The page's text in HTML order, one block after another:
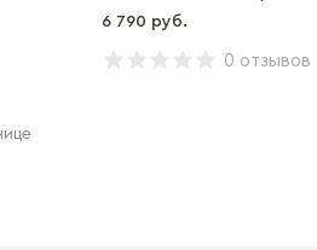
6 790 руб.
0 отзывов